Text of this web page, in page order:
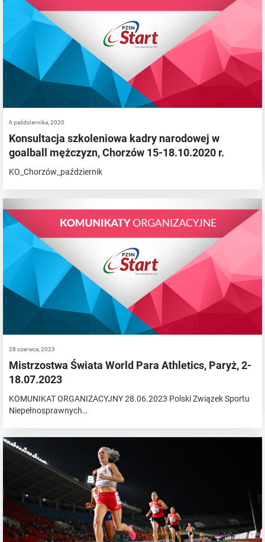
6 października, 2020
Konsultacja szkoleniowa kadry narodowej w
goalball mężczyzn, Chorzów 15-18.10.2020 r.
KO_Chorzów_październik
28 czerwca, 2023
Mistrzostwa Świata World Para Athletics, Paryż, 2-
18.07.2023
KOMUNIKAT ORGANIZACYJNY 28.06.2023 Polski Związek Sportu
Niepełnosprawnych…